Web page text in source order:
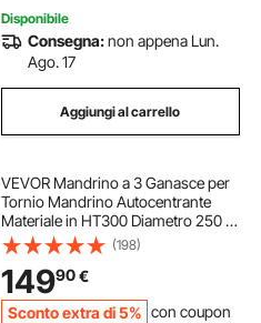
Disponibile
Consegna:non appena Lun.
Ago. 17
Aggiungi al carrello
VEVOR Mandrino a 3 Ganasce per
Tornio Mandrino Autocentrante
Materiale in HT300 Diametro 250 ±
5 mm, Mandrino per Tornio a 3
Griffe Gamma di Serraggio 6-
110mm, Mandrino Autocentrante
per Tornio 250mm
(198)
14990€
Sconto extra di 5% con coupon